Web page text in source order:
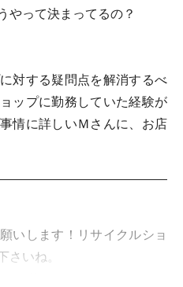
やって決まってるの？
対する疑問点を解消するべ
ップに勤務していた経験が
情に詳しいＭさんに、お店
いします！リサイクルショ
さいね。